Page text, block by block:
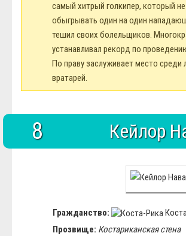
самый хитрый голкипер, который
обыгрывать один на один
тешил своих болельщиков.
устанавливал рекорд по
По праву заслуживает место среди
вратарей.
8 Кейлор
Гражданство:
Прозвище: Костариканская стена